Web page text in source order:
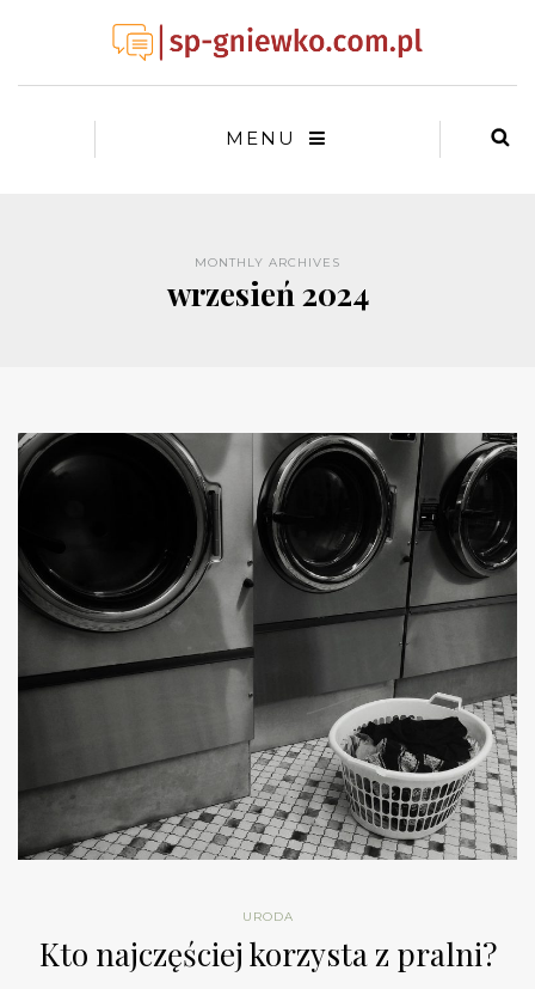
MENU
MONTHLY ARCHIVES
wrzesień 2024
URODA
Kto najczęściej korzysta z pralni?